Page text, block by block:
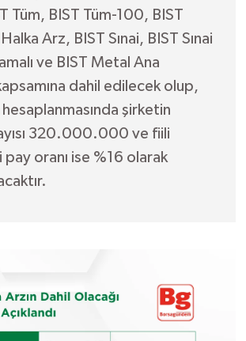
Tüm, BIST Tüm-100, BIST
Arz, BIST Sınai, BIST Sınai
ve BIST Metal Ana
dahil edilecek olup,
şirketin
320.000.000 ve fiili
pay oranı ise %16 olarak